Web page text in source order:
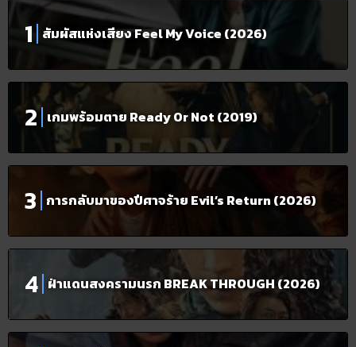
สัมผัสแห่งเสียง Feel My Voice (2026)
เกมพร้อมตาย Ready Or Not (2019)
การกลับมาของปีศาจร้าย Evil’s Return (2026)
ฝ่าแดนสงครามนรก BREAK THROUGH (2026)